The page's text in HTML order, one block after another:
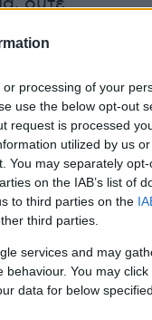
processing of your
use the below opt-out
request is processed
utilized by us
You may separately
on the IAB’s list of
to third parties on the
third parties.
services and may
You may
data for below
και
τον
καινοτόμο
στην
του
για την
ψήφου
αλλά δεν
των